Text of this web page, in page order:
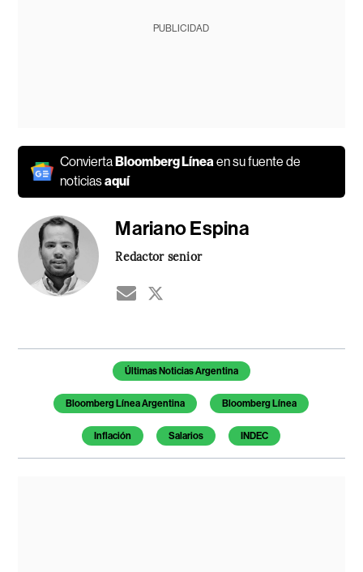
PUBLICIDAD
ConviertaBloomberg Línea en su fuente de
noticiasaquí
Mariano Espina
Redactor senior
Temas de este artículoÚltimas Noticias Argentina
Bloomberg Línea Argentina Bloomberg Línea
Inflación Salarios INDEC